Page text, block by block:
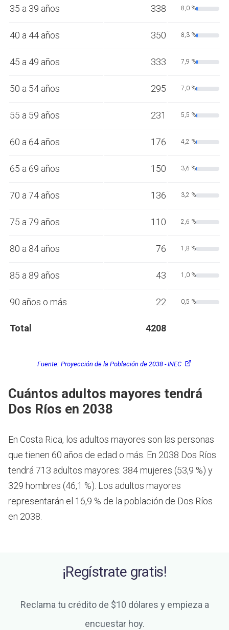
35 a 39 años 338 8,0 %
40 a 44 años 350 8,3 %
45 a 49 años 333 7,9 %
50 a 54 años 295 7,0 %
55 a 59 años 231 5,5 %
60 a 64 años 176 4,2 %
65 a 69 años 150 3,6 %
70 a 74 años 136 3,2 %
75 a 79 años 110 2,6 %
80 a 84 años 76 1,8 %
85 a 89 años 43 1,0 %
90 años o más 22 0,5 %
Total 4208
Fuente: Proyección de la Población de 2038 - INEC
Cuántos adultos mayores tendrá
Dos Ríos en 2038
En Costa Rica, los adultos mayores son las personas
que tienen 60 años de edad o más. En 2038 Dos Ríos
tendrá 713 adultos mayores: 384 mujeres (53,9 %) y
329 hombres (46,1 %). Los adultos mayores
representarán el 16,9 % de la población de Dos Ríos
en 2038.
¡Regístrate gratis!
Reclama tu crédito de $10 dólares y empieza a
encuestar hoy.